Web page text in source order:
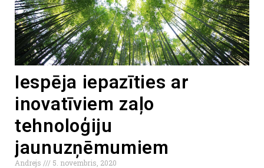
Iespēja iepazīties ar
inovatīviem zaļo
tehnoloģiju
jaunuzņēmumiem
Andrejs
5. novembris, 2020